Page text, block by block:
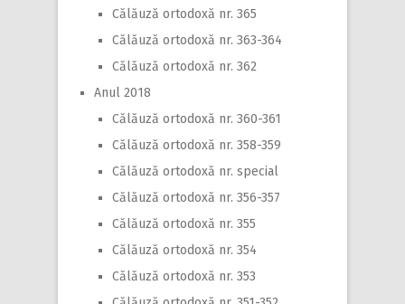
Călăuză ortodoxă nr. 365
Călăuză ortodoxă nr. 363-364
Călăuză ortodoxă nr. 362
Anul 2018
Călăuză ortodoxă nr. 360-361
Călăuză ortodoxă nr. 358-359
Călăuză ortodoxă nr. special
Călăuză ortodoxă nr. 356-357
Călăuză ortodoxă nr. 355
Călăuză ortodoxă nr. 354
Călăuză ortodoxă nr. 353